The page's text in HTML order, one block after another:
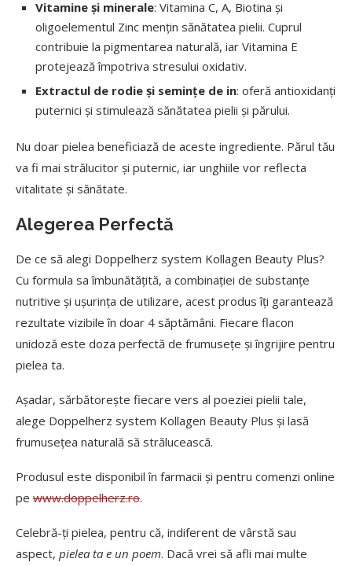
Vitamine și minerale: Vitamina C, A, Biotina și
oligoelementul Zinc mențin sănătatea pielii. Cuprul
contribuie la pigmentarea naturală, iar Vitamina E
protejează împotriva stresului oxidativ.
Extractul de rodie și semințe de in: oferă antioxidanți
puternici și stimulează sănătatea pielii și părului.
Nu doar pielea beneficiază de aceste ingrediente. Părul tău
va fi mai strălucitor și puternic, iar unghiile vor reflecta
vitalitate și sănătate.
Alegerea Perfectă
De ce să alegi Doppelherz system Kollagen Beauty Plus?
Cu formula sa îmbunătățită, a combinației de substanțe
nutritive și ușurința de utilizare, acest produs îți garantează
rezultate vizibile în doar 4 săptămâni. Fiecare flacon
unidoză este doza perfectă de frumusețe și îngrijire pentru
pielea ta.
Așadar, sărbătorește fiecare vers al poeziei pielii tale,
alege Doppelherz system Kollagen Beauty Plus și lasă
frumusețea naturală să strălucească.
Produsul este disponibil în farmacii și pentru comenzi online
pe www.doppelherz.ro.
Celebră-ți pielea, pentru că, indiferent de vârstă sau
aspect, pielea ta e un poem. Dacă vrei să afli mai multe